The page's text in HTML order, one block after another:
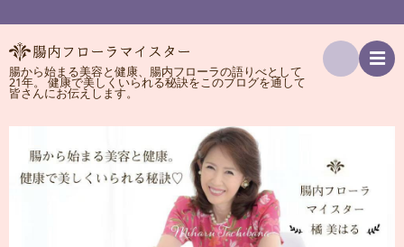
腸から始まる美容と健康、腸内フローラの語りべとして
21年。 健康で美しくいられる秘訣をこのブログを通して
皆さんにお伝えします。
索